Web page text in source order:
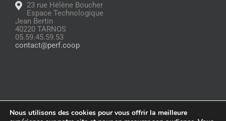
23 rue Hélène Boucher
Espace Technologique
Jean Bertin
40220 TARNOS
05.59.45.59.53
contact@perf.coop
© Copyright2026 |Glossaire|Politique de confidentialité|Mentions
Nous utilisons des cookies pour vous offrir la meilleure